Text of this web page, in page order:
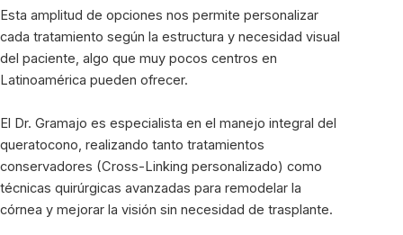
Esta amplitud de opciones nos permite personalizar
cada tratamiento según la estructura y necesidad visual
del paciente, algo que muy pocos centros en
Latinoamérica pueden ofrecer.
El Dr. Gramajo es especialista en el manejo integral del
queratocono, realizando tanto tratamientos
conservadores (Cross-Linking personalizado) como
técnicas quirúrgicas avanzadas para remodelar la
córnea y mejorar la visión sin necesidad de trasplante.